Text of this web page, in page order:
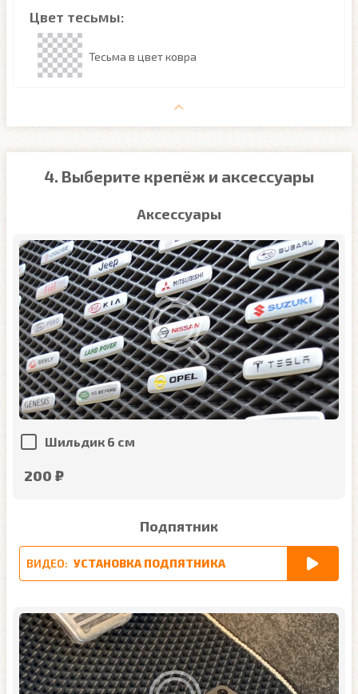
Цвет тесьмы:
Тесьма в цвет ковра
4. Выберите крепёж и аксессуары
Аксессуары
Шильдик 6 см
200 ₽
Подпятник
ВИДЕО: УСТАНОВКА ПОДПЯТНИКА